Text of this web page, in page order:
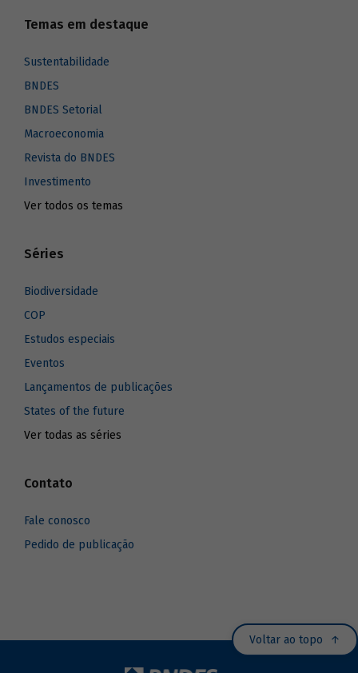
Temas em destaque
Sustentabilidade
BNDES
BNDES Setorial
Macroeconomia
Revista do BNDES
Investimento
Ver todos os temas
Séries
Biodiversidade
COP
Estudos especiais
Eventos
Lançamentos de publicações
States of the future
Ver todas as séries
Contato
Fale conosco
Pedido de publicação
Voltar ao topo